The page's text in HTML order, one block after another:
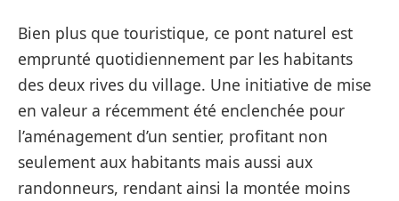
Bien plus que touristique, ce pont naturel est
emprunté quotidiennement par les habitants
des deux rives du village. Une initiative de mise
en valeur a récemment été enclenchée pour
l’aménagement d’un sentier, profitant non
seulement aux habitants mais aussi aux
randonneurs, rendant ainsi la montée moins